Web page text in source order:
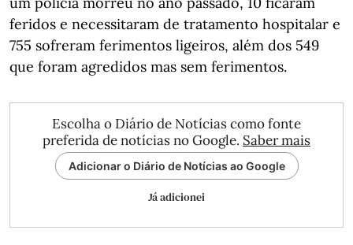
feridos e necessitaram de tratamento hospitalar e
755 sofreram ferimentos ligeiros, além dos 549
que foram agredidos mas sem ferimentos.
Escolha o Diário de Notícias como fonte
preferida de notícias no Google. Saber mais
Adicionar o Diário de Notícias ao Google
Já adicionei